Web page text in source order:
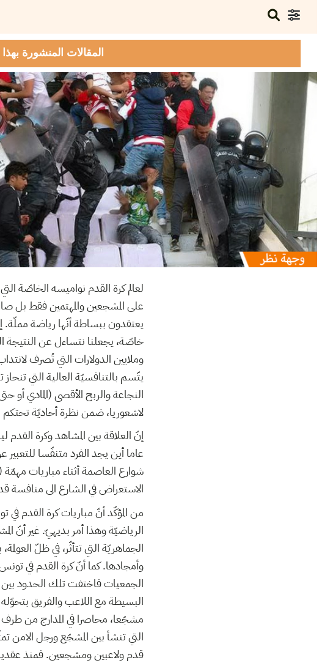
المقالات المنشورة
لعالم كرة القدم نواميسه الخاصّة
على المشجعين والمهتمين فقط بل
يعتقدون ببساطة أنّها رياضة مملّة.
خاصّة، يجعلنا نتساءل عن النتيجة
وملايين الدولارات التي تُصرف
يتّسم بالتنافسيّة العالية التي
النجاعة والربح الأقصى (المادي
لاشعوريا، ضمن نظرة أحاديّة
إنّ العلاقة بين المشاهد وكرة القدم
عاما أين يجد الفرد متنفّسا
شوارع العاصمة أثناء مباريات
الاستعراض في الشارع الى منافسة
من المؤكّد أنّ مباريات كرة القدم في
الرياضيّة وهذا أمر بديهيّ. غير أنّ
الجماهريّة التي تتأثّر، في ظلّ
وأمجادها. كما أنّ كرة القدم في
الجمعيات فاختفت تلك الحدود بين
البسيطة مع اللاعب والفريق
مشجّعا، محاصرا في المدارج من طرف
التي تنشأ بين المشجّع ورجل الامن
قدم ولاعبين ومشجعين. فمنذ